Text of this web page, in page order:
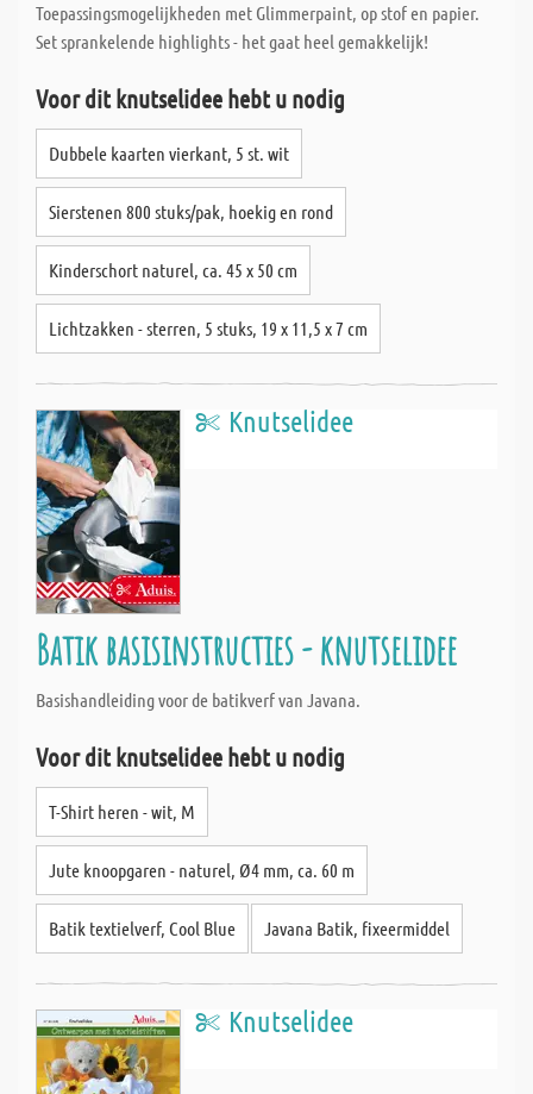
Toepassingsmogelijkheden met Glimmerpaint, op stof en papier.
Set sprankelende highlights - het gaat heel gemakkelijk!
Voor dit knutselidee hebt u nodig
Dubbele kaarten vierkant, 5 st. wit
Sierstenen 800 stuks/pak, hoekig en rond
Kinderschort naturel, ca. 45 x 50 cm
Lichtzakken - sterren, 5 stuks, 19 x 11,5 x 7 cm
Knutselidee
Batik basisinstructies - knutselidee
Basishandleiding voor de batikverf van Javana.
Voor dit knutselidee hebt u nodig
T-Shirt heren - wit, M
Jute knoopgaren - naturel, Ø4 mm, ca. 60 m
Batik textielverf, Cool Blue Javana Batik, fixeermiddel
Knutselidee